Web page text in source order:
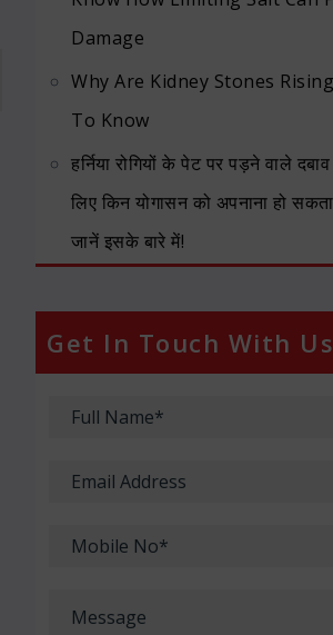
Damage
Why Are Kidney Stones
To Know
हर्निया रोगियों के पेट पर पड़ने वाले
लिए किन योगासन को अपनाना हो
जानें इसके बारे में!
Get In Touch With Us